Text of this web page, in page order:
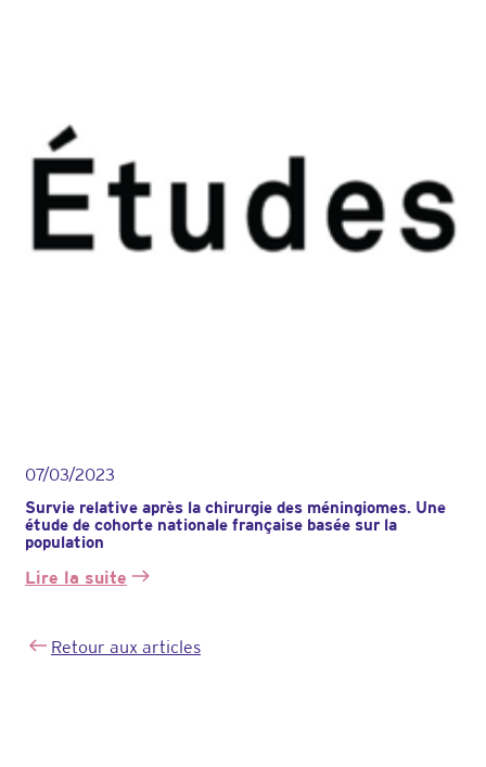
07/03/2023
Survie relative après la chirurgie des méningiomes. Une
étude de cohorte nationale française basée sur la
population
Lire la suite
:
aprèsRetour aux articles